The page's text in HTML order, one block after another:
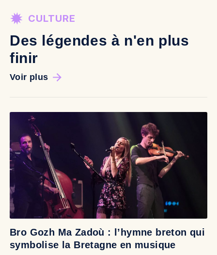
Des légendes à n'en plus
finir
CULTURE
Voir plus
Bro Gozh Ma Zadoù : l’hymne breton qui
symbolise la Bretagne en musique